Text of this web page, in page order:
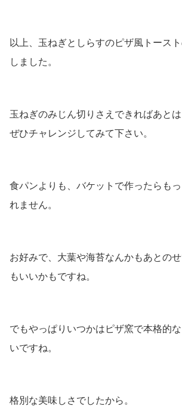
以上、玉ねぎとしらすのピザ風トース
しました。
玉ねぎのみじん切りさえできればあと
ぜひチャレンジしてみて下さい。
食パンよりも、バケットで作ったらも
れません。
お好みで、大葉や海苔なんかもあとの
もいいかもですね。
でもやっぱりいつかはピザ窯で本格的
いですね。
格別な美味しさでしたから。